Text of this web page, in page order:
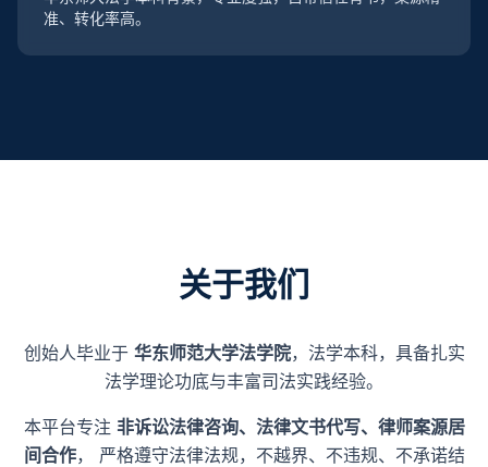
准、转化率高。
关于我们
创始人毕业于 华东师范大学法学院，法学本科，具备扎实
法学理论功底与丰富司法实践经验。
本平台专注 非诉讼法律咨询、法律文书代写、律师案源居
间合作， 严格遵守法律法规，不越界、不违规、不承诺结